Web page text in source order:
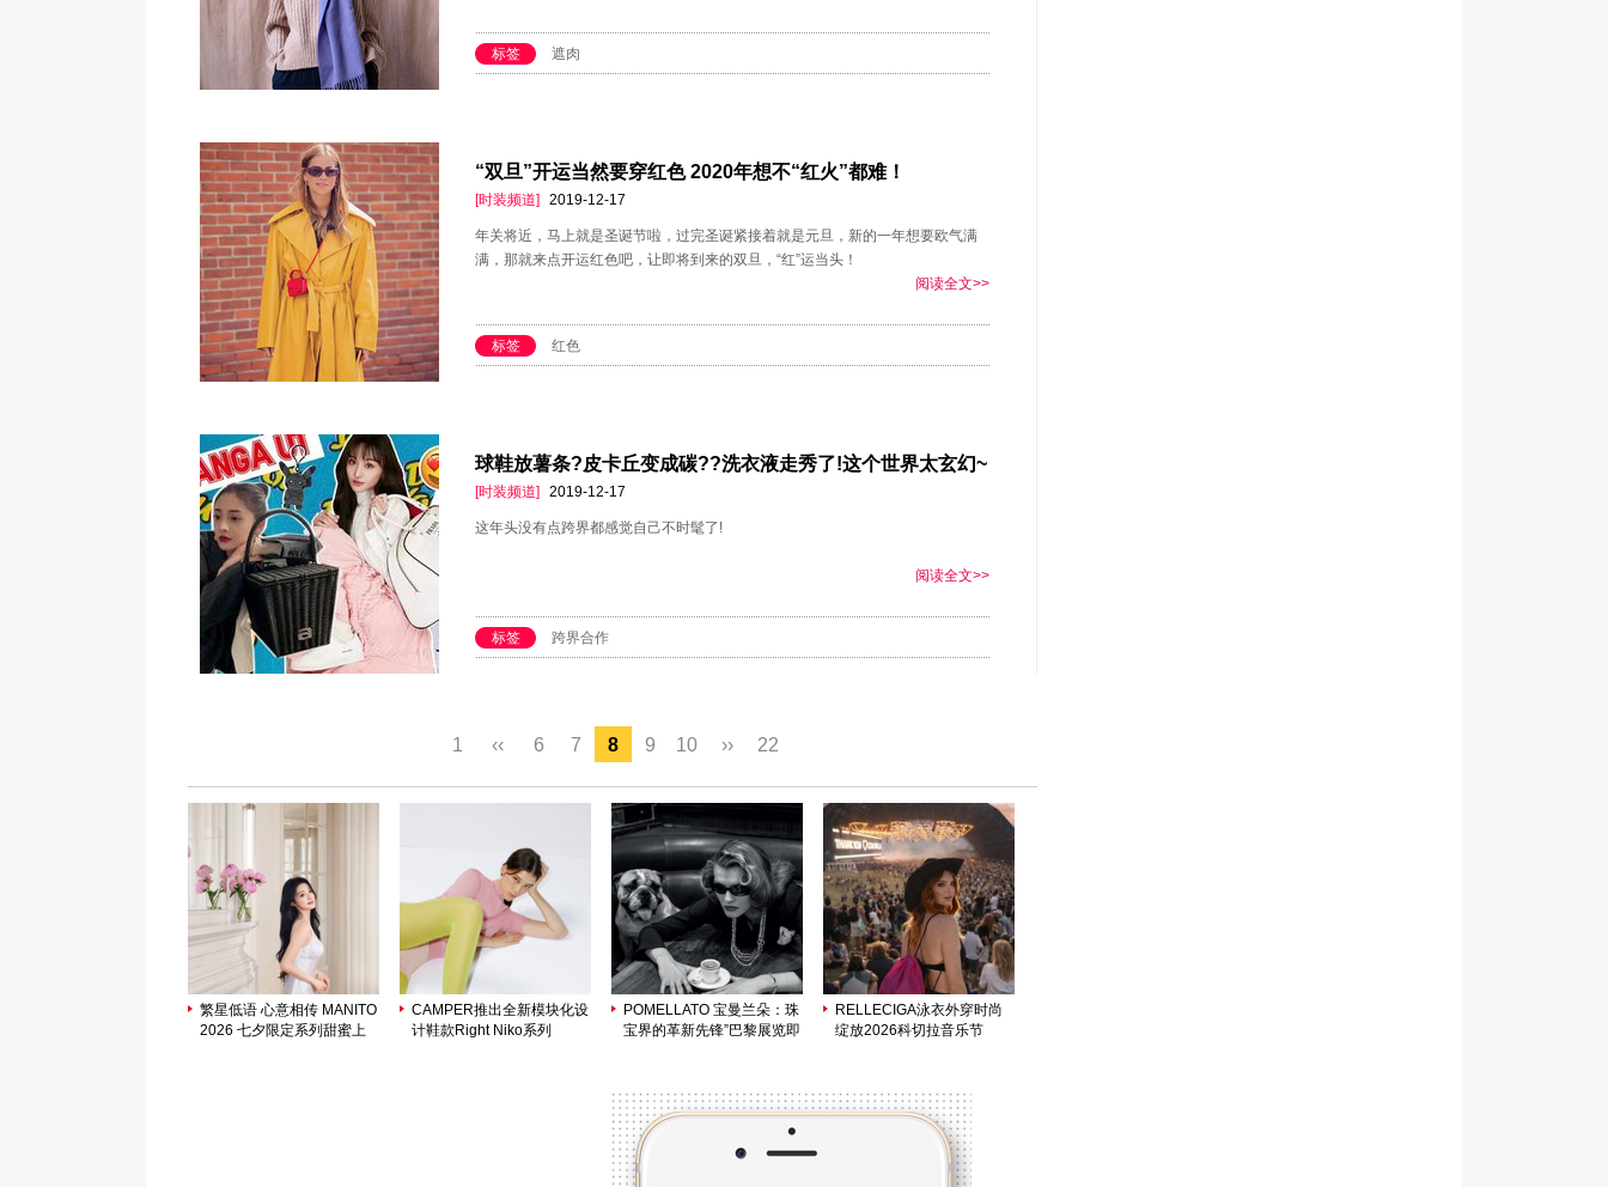
标签 遮肉
“双旦”开运当然要穿红色 2020年想不“红火”都难！
[时装频道] 2019-12-17
年关将近，马上就是圣诞节啦，过完圣诞紧接着就是元旦，新的一年想要欧气满
满，那就来点开运红色吧，让即将到来的双旦，“红”运当头！
阅读全文>>
标签 红色
球鞋放薯条?皮卡丘变成碳??洗衣液走秀了!这个世界太玄幻~
[时装频道] 2019-12-17
这年头没有点跨界都感觉自己不时髦了!
阅读全文>>
标签 跨界合作
1 ‹‹ 6 7 8 9 10 ›› 22
繁星低语 心意相传 MANITO
2026 七夕限定系列甜蜜上
CAMPER推出全新模块化设
计鞋款Right Niko系列
POMELLATO 宝曼兰朵：珠
宝界的革新先锋”巴黎展览即
RELLECIGA泳衣外穿时尚
绽放2026科切拉音乐节